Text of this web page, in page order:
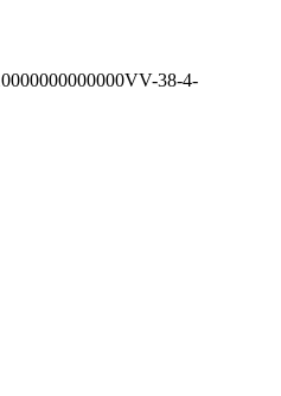
38-4-